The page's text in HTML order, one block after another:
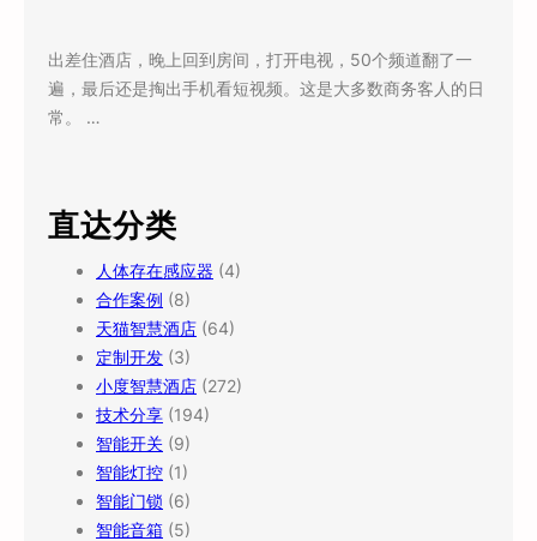
出差住酒店，晚上回到房间，打开电视，50个频道翻了一
遍，最后还是掏出手机看短视频。这是大多数商务客人的日
常。 …
直达分类
人体存在感应器 (4)
合作案例 (8)
天猫智慧酒店 (64)
定制开发 (3)
小度智慧酒店 (272)
技术分享 (194)
智能开关 (9)
智能灯控 (1)
智能门锁 (6)
智能音箱 (5)